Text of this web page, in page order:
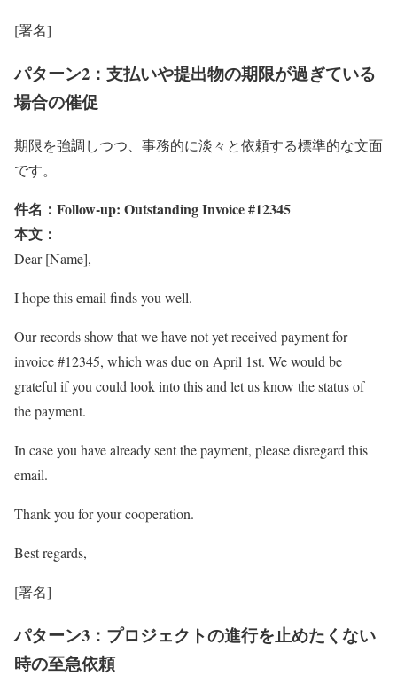
[署名]
パターン2：支払いや提出物の期限が過ぎている
場合の催促
期限を強調しつつ、事務的に淡々と依頼する標準的な文面
です。
件名：Follow-up: Outstanding Invoice #12345
本文：
Dear [Name],
I hope this email finds you well.
Our records show that we have not yet received payment for
invoice #12345, which was due on April 1st. We would be
grateful if you could look into this and let us know the status of
the payment.
In case you have already sent the payment, please disregard this
email.
Thank you for your cooperation.
Best regards,
[署名]
パターン3：プロジェクトの進行を止めたくない
時の至急依頼